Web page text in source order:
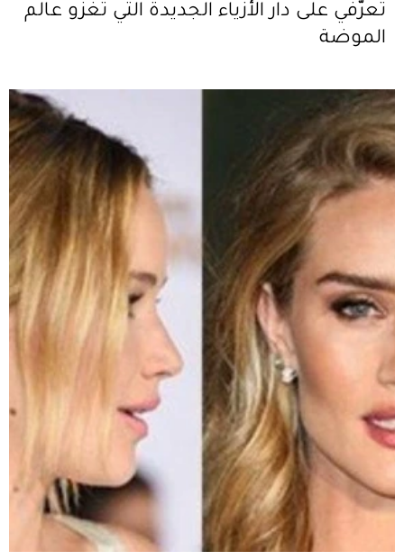
تعرّفي على دار الأزياء الجديدة التي تغزو عالم
الموضة